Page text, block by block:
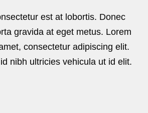
est at lobortis. Donec
gravida at eget metus. Lorem
consectetur adipiscing elit.
nibh ultricies vehicula ut id elit.